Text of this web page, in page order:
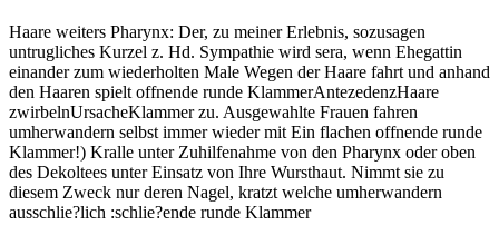
Haare weiters Pharynx: Der, zu meiner Erlebnis, sozusagen
untrugliches Kurzel z. Hd. Sympathie wird sera, wenn Ehegattin
einander zum wiederholten Male Wegen der Haare fahrt und anhand
den Haaren spielt offnende runde KlammerAntezedenzHaare
zwirbelnUrsacheKlammer zu. Ausgewahlte Frauen fahren
umherwandern selbst immer wieder mit Ein flachen offnende runde
Klammer!) Kralle unter Zuhilfenahme von den Pharynx oder oben
des Dekoltees unter Einsatz von Ihre Wursthaut. Nimmt sie zu
diesem Zweck nur deren Nagel, kratzt welche umherwandern
ausschlie?lich :schlie?ende runde Klammer